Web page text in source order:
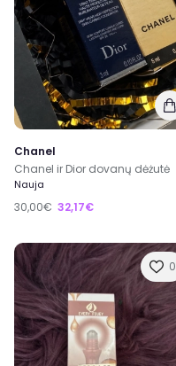
Chanel
Chanel ir Dior dovanų dėżutė
Nauja
30,00€ 32,17€
0